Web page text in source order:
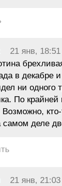
21 янв, 18:51
в декабре
ни одного
По
самом деле
21 янв, 21:03